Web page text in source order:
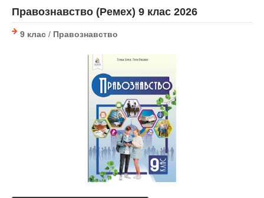
Правознавство (Ремех) 9 клас 2026
9 клас / Правознавство